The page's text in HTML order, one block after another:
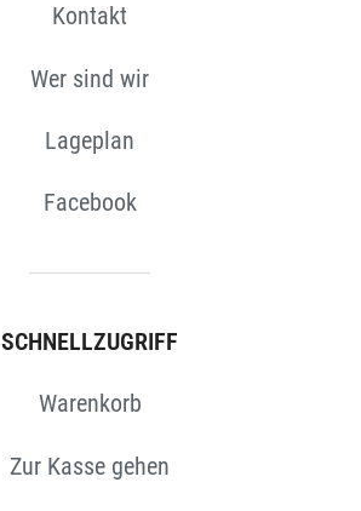
Kontakt
Wer sind wir
Lageplan
Facebook
SCHNELLZUGRIFF
Warenkorb
Zur Kasse gehen